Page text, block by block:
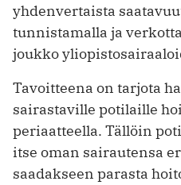
yhdenvertaista
tunnistamalla ja
joukko
Tavoitteena on tarjota
sairastaville potilaille
periaatteella. Tällöin
itse oman sairautensa
saadakseen parasta